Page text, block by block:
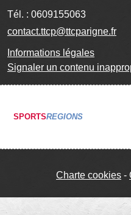
Tél. : 0609155063
contact.ttcp@ttcparigne.fr
Informations légales
Signaler un contenu
SPORTSREGIONS
Charte cookies